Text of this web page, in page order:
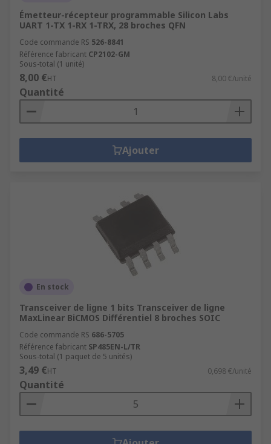
Émetteur-récepteur programmable Silicon Labs
UART 1-TX 1-RX 1-TRX, 28 broches QFN
Code commande RS 526-8841
Référence fabricant CP2102-GM
Sous-total (1 unité)
8,00 €HT 8,00 €/unité
Quantité
Ajouter
En stock
Transceiver de ligne 1 bits Transceiver de ligne
MaxLinear BiCMOS Différentiel 8 broches SOIC
Code commande RS 686-5705
Référence fabricant SP485EN-L/TR
Sous-total (1 paquet de 5 unités)
3,49 €HT 0,698 €/unité
Quantité